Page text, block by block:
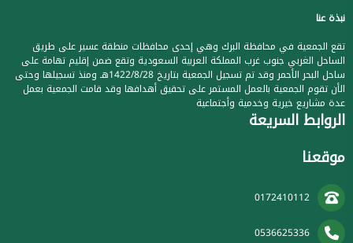
نبذة عنا
تقع الجمعية في محافظة البرك وهي إحدى محافظات منطقة عسير على طريق
الساحل الغربي جنوب غرب المملكة العربية السعودية وتقع ضمن إقليم تهامة على
ساحل البحر الأحمر وقد تم تسجيل الجمعية بتاريخ 1422/8/28هـ ومنذ تسجيلها وحتى
الأن تقوم الجمعية بالعمل المستمر على تحقيق أهدافها وقد قامت الجمعية بعمل
عدة مشاريع خيرية وخدمية وأجتماعية
الروابط السريعة
موقعنا
0172410112
0536625336